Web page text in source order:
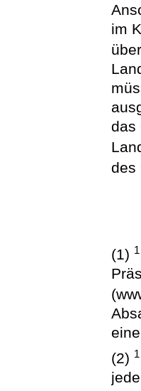
im
das
des
(1) 1
(2) 1